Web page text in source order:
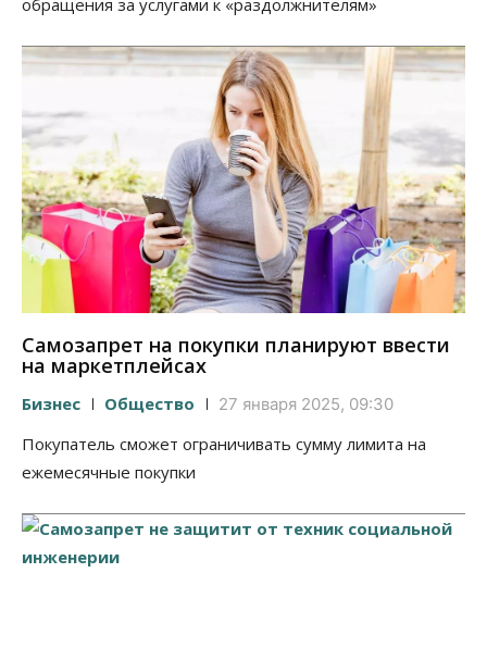
обращения за услугами к «раздолжнителям»
Самозапрет на покупки планируют ввести
на маркетплейсах
Бизнес Общество 27 января 2025, 09:30
Покупатель сможет ограничивать сумму лимита на
ежемесячные покупки